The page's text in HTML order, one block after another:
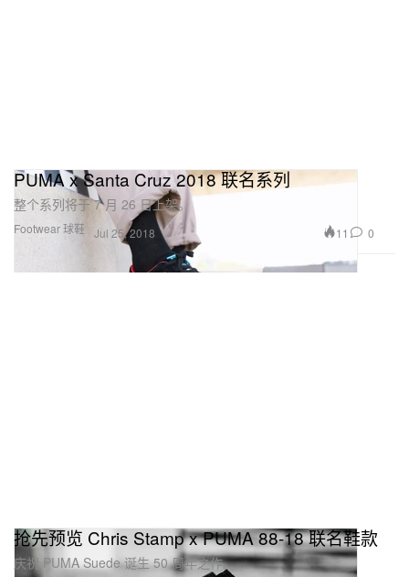
Footwear 球鞋
PUMA x Santa Cruz 2018 联名系列
整个系列将于 7 月 26 日上架。
Jul 25, 2018 11 0
抢先预览 Chris Stamp x PUMA 88-18 联名鞋款
庆祝 PUMA Suede 诞生 50 周年之作。